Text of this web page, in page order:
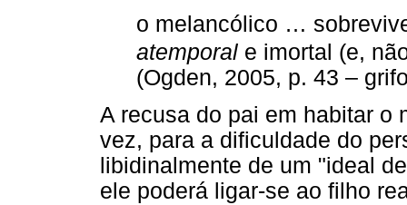
o melancólico …
atemporal e imortal (e,
(Ogden, 2005, p. 43 –
A recusa do pai em habitar o
vez, para a dificuldade do
libidinalmente de um "ideal
ele poderá ligar-se ao filho